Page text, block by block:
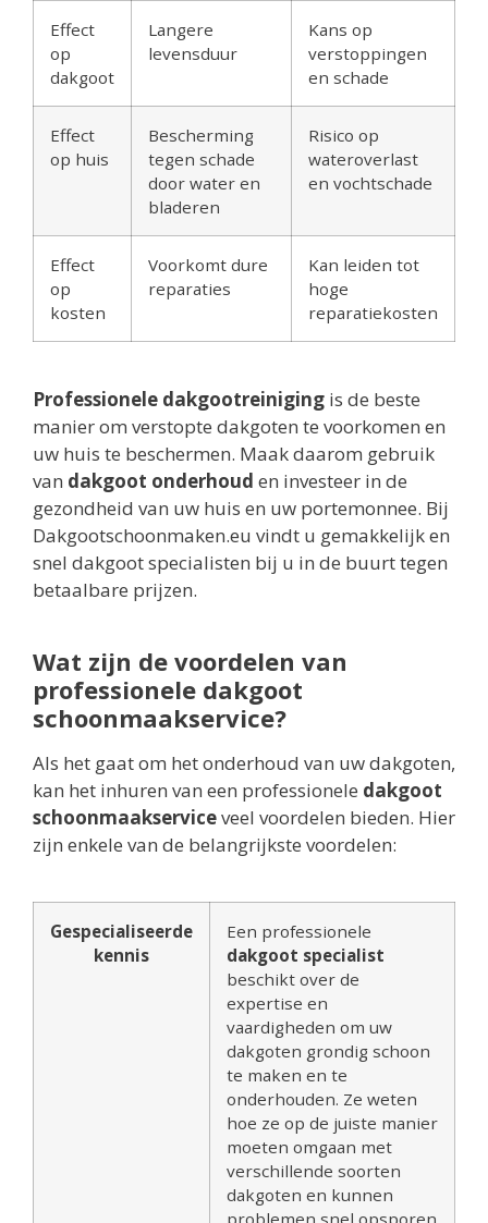
Effect
op
dakgoot
Langere
levensduur
Kans op
verstoppingen
en schade
Effect
op huis
Bescherming
tegen schade
door water en
bladeren
Risico op
wateroverlast
en vochtschade
Effect
op
kosten
Voorkomt dure
reparaties
Kan leiden tot
hoge
reparatiekosten
Professionele dakgootreiniging is de beste
manier om verstopte dakgoten te voorkomen en
uw huis te beschermen. Maak daarom gebruik
van dakgoot onderhoud en investeer in de
gezondheid van uw huis en uw portemonnee. Bij
Dakgootschoonmaken.eu vindt u gemakkelijk en
snel dakgoot specialisten bij u in de buurt tegen
betaalbare prijzen.
Wat zijn de voordelen van
professionele dakgoot
schoonmaakservice?
Als het gaat om het onderhoud van uw dakgoten,
kan het inhuren van een professionele dakgoot
schoonmaakserviceveel voordelen bieden. Hier
zijn enkele van de belangrijkste voordelen:
Gespecialiseerde
kennis
Een professionele
dakgoot specialist
beschikt over de
expertise en
vaardigheden om uw
dakgoten grondig schoon
te maken en te
onderhouden. Ze weten
hoe ze op de juiste manier
moeten omgaan met
verschillende soorten
dakgoten en kunnen